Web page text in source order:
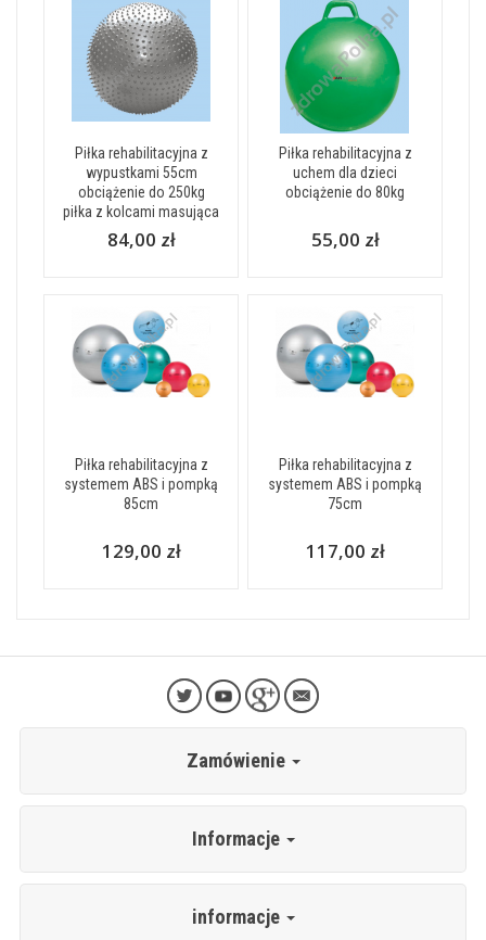
Piłka rehabilitacyjna z
wypustkami 55cm
obciążenie do 250kg
piłka z kolcami masująca
84,00 zł
Piłka rehabilitacyjna z
uchem dla dzieci
obciążenie do 80kg
55,00 zł
Piłka rehabilitacyjna z
systemem ABS i pompką
85cm
129,00 zł
Piłka rehabilitacyjna z
systemem ABS i pompką
75cm
117,00 zł
Zamówienie
Informacje
informacje